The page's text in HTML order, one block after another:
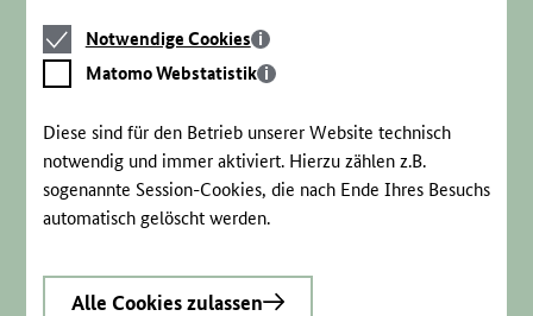
Notwendige
Cookies
Notwendige Cookies
Matomo
Webstatistik
Matomo Webstatistik
Diese sind für den Betrieb unserer Website technisch
notwendig und immer aktiviert. Hierzu zählen z.B.
sogenannte Session-Cookies, die nach Ende Ihres Besuchs
automatisch gelöscht werden.
Alle Cookies zulassen